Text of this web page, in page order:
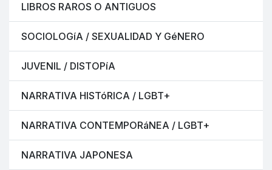
LIBROS RAROS O ANTIGUOS
SOCIOLOGíA / SEXUALIDAD Y GéNERO
JUVENIL / DISTOPíA
NARRATIVA HISTóRICA / LGBT+
NARRATIVA CONTEMPORáNEA / LGBT+
NARRATIVA JAPONESA